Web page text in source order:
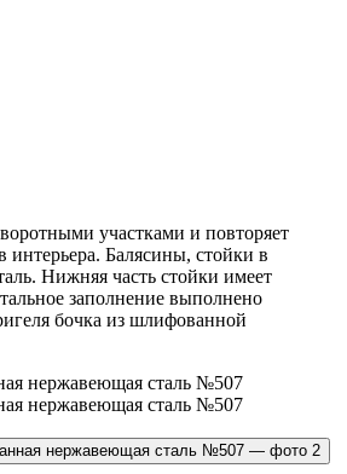
участками и повторяет
интерьера. Балясины, стойки в
Нижняя часть стойки имеет
заполнение выполнено
бочка из шлифованной